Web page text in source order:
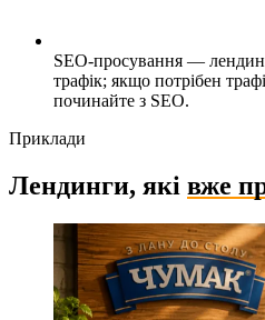
SEO-просування —
трафік; якщо потрібен
починайте з SEO.
Приклади
Лендинги, які вже